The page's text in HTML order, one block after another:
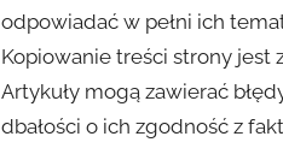
odpowiadać w pełni ich
Kopiowanie treści strony jest
Artykuły mogą zawierać
dbałości o ich zgodność z